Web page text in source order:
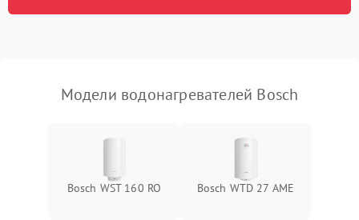
Модели водонагревателей Bosch
Bosch WST 160 RO Bosch WTD 27 AME